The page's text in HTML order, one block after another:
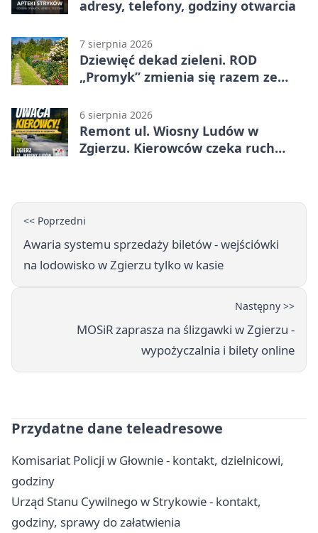
adresy, telefony, godziny otwarcia
7 sierpnia 2026
Dziewięć dekad zieleni. ROD
„Promyk” zmienia się razem ze
6 sierpnia 2026
Remont ul. Wiosny Ludów w
Zgierzu. Kierowców czeka ruch
<< Poprzedni
Awaria systemu sprzedaży biletów - wejściówki
na lodowisko w Zgierzu tylko w kasie
Następny >>
MOSiR zaprasza na ślizgawki w Zgierzu -
wypożyczalnia i bilety online
Przydatne dane teleadresowe
Komisariat Policji w Głownie - kontakt, dzielnicowi,
godziny
Urząd Stanu Cywilnego w Strykowie - kontakt,
godziny, sprawy do załatwienia